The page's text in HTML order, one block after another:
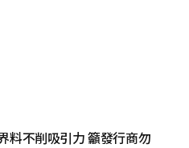
料不削吸引力 籲發行商勿